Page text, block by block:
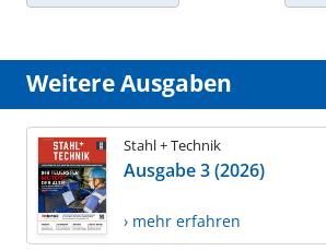
Weitere Ausgaben
Stahl + Technik
Ausgabe 3 (2026)
› mehr erfahren